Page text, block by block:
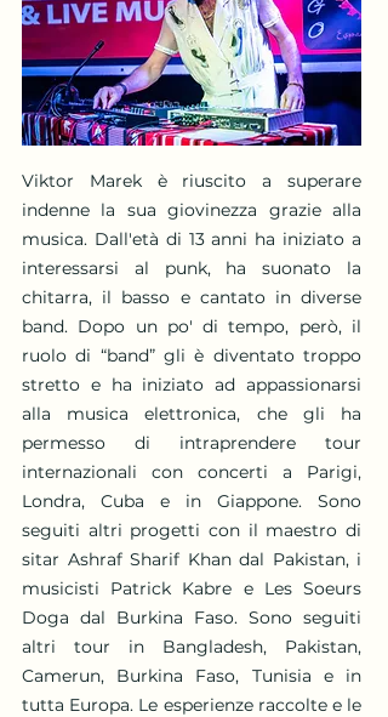
Viktor Marek è riuscito a superare
indenne la sua giovinezza grazie alla
musica. Dall'età di 13 anni ha iniziato a
interessarsi al punk, ha suonato la
chitarra, il basso e cantato in diverse
band. Dopo un po' di tempo, però, il
ruolo di “band” gli è diventato troppo
stretto e ha iniziato ad appassionarsi
alla musica elettronica, che gli ha
permesso di intraprendere tour
internazionali con concerti a Parigi,
Londra, Cuba e in Giappone. Sono
seguiti altri progetti con il maestro di
sitar Ashraf Sharif Khan dal Pakistan, i
musicisti Patrick Kabre e Les Soeurs
Doga dal Burkina Faso. Sono seguiti
altri tour in Bangladesh, Pakistan,
Camerun, Burkina Faso, Tunisia e in
tutta Europa. Le esperienze raccolte e le